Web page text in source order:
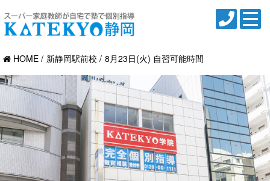
HOME 新静岡駅前校 8月23日(火) 自習可能時間